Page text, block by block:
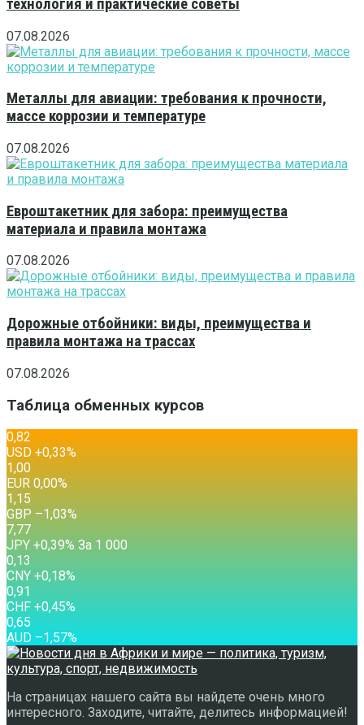
технология и практические советы
07.08.2026
Металлы для авиации: требования к прочности,
массе коррозии и температуре
07.08.2026
Евроштакетник для забора: преимущества
материала и правила монтажа
07.08.2026
Дорожные отбойники: виды, преимущества и
правила монтажа на трассах
07.08.2026
Таблица обменных курсов
0,82
USD +0,33%
1,00
EUR 0,00%
1,15
GBP –1,03%
7,77
JPY +0,39% За 1 000
0,13
CNY +0,18%
0,91
CHF +0,45%
0,65
AUD –1,57%
На страницах нашего сайта вы найдете очень много
интересного. Заходите, читайте, делитесь информацией!